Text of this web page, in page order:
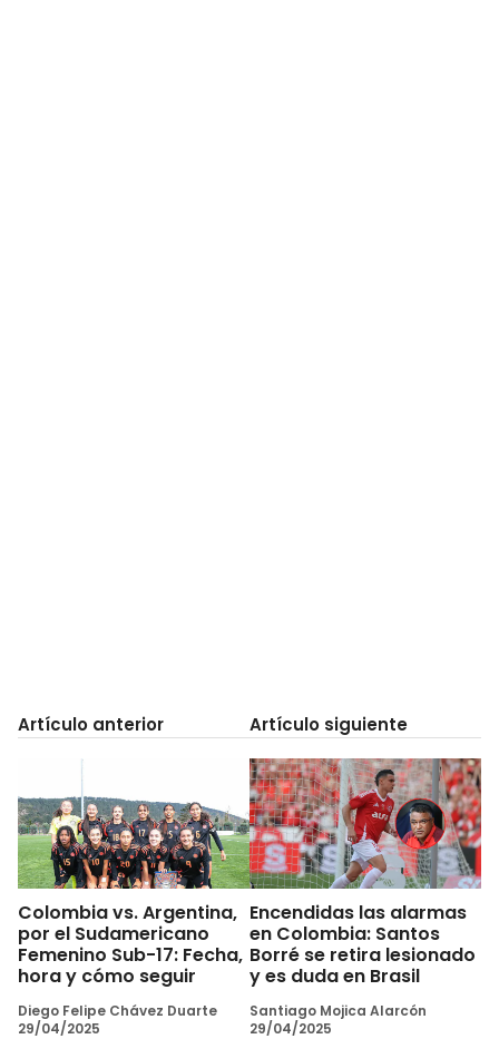
Artículo anterior
Colombia vs. Argentina,
por el Sudamericano
Femenino Sub-17: Fecha,
hora y cómo seguir
Diego Felipe Chávez Duarte
29/04/2025
Artículo siguiente
Encendidas las alarmas
en Colombia: Santos
Borré se retira lesionado
y es duda en Brasil
Santiago Mojica Alarcón
29/04/2025